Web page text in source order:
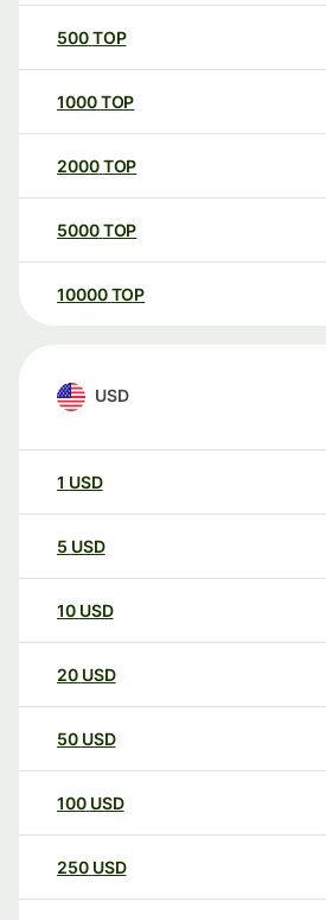
500TOP
1000TOP
2000TOP
5000TOP
10000 TOP
USD
1 USD
5 USD
10 USD
20 USD
50 USD
100 USD
250 USD